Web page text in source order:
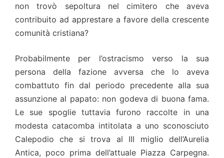
non trovò sepoltura nel cimitero che aveva
contribuito ad apprestare a favore della crescente
comunità cristiana?
Probabilmente per l’ostracismo verso la sua
persona della fazione avversa che lo aveva
combattuto fin dal periodo precedente alla sua
assunzione al papato: non godeva di buona fama.
Le sue spoglie tuttavia furono raccolte in una
modesta catacomba intitolata a uno sconosciuto
Calepodio che si trova al III miglio dell’Aurelia
Antica, poco prima dell’attuale Piazza Carpegna.